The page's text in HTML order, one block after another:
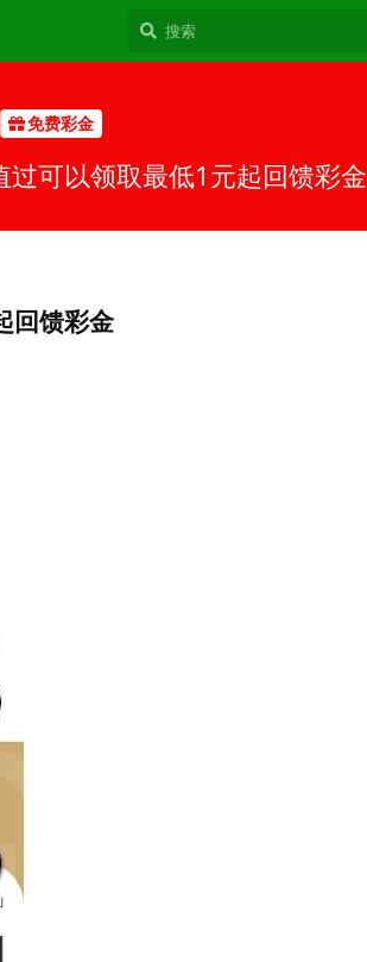
免费彩金
可以领取最低1元起回馈彩金
回馈彩金